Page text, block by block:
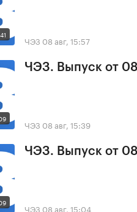
ЧЭЗ 08 авг, 15:57
ЧЭЗ. Выпуск от
ЧЭЗ 08 авг, 15:39
ЧЭЗ. Выпуск от
ЧЭЗ 08 авг, 15:04